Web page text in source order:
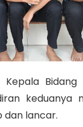
Bidang
keduanya
lancar.